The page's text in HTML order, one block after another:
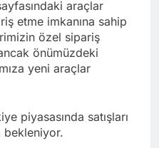
araçlar
etme imkanına sahip
özel sipariş
önümüzdeki
yeni araçlar
piyasasında satışları
bekleniyor.